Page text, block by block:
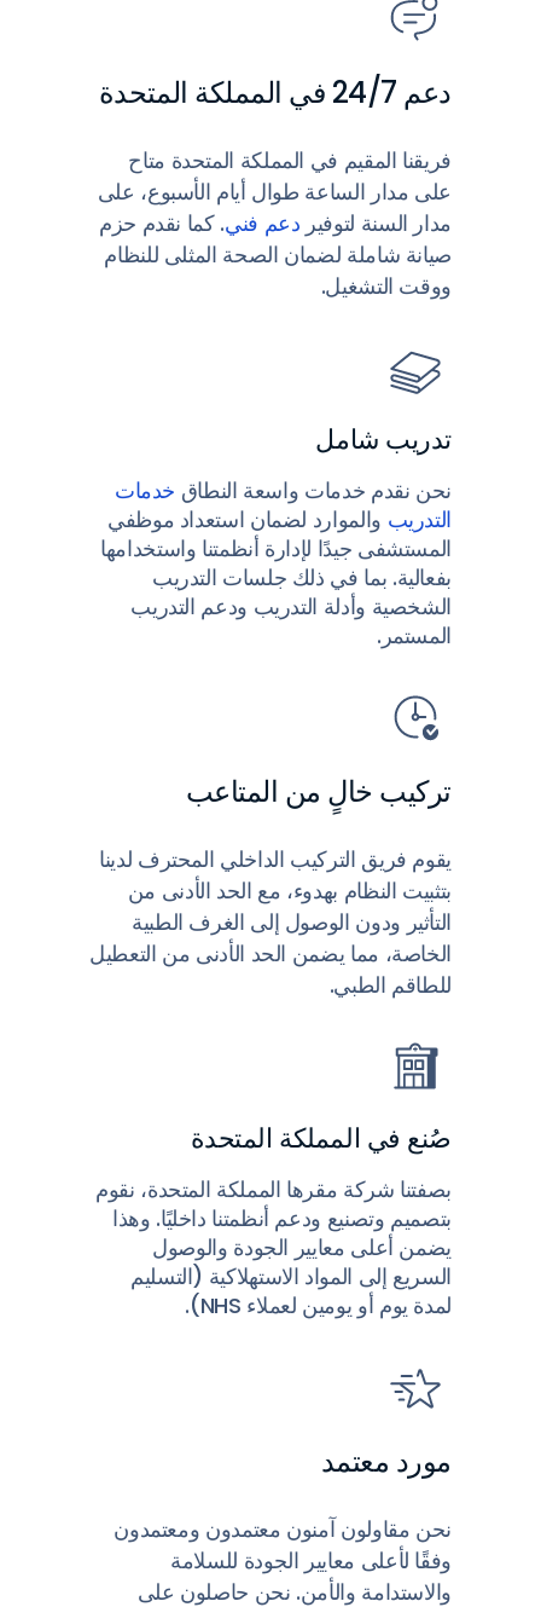
دعم 24/7 في المملكة المتحدة
فريقنا المقيم في المملكة المتحدة متاح
على مدار الساعة طوال أيام الأسبوع، على
مدار السنة لتوفير دعم فني. كما نقدم حزم
صيانة شاملة لضمان الصحة المثلى للنظام
ووقت التشغيل.
تدريب شامل
نحن نقدم خدمات واسعة النطاق خدمات
التدريب والموارد لضمان استعداد موظفي
المستشفى جيدًا لإدارة أنظمتنا واستخدامها
بفعالية. بما في ذلك جلسات التدريب
الشخصية وأدلة التدريب ودعم التدريب
المستمر.
تركيب خالٍ من المتاعب
يقوم فريق التركيب الداخلي المحترف لدينا
بتثبيت النظام بهدوء، مع الحد الأدنى من
التأثير ودون الوصول إلى الغرف الطبية
الخاصة، مما يضمن الحد الأدنى من التعطيل
للطاقم الطبي.
صُنع في المملكة المتحدة
بصفتنا شركة مقرها المملكة المتحدة، نقوم
بتصميم وتصنيع ودعم أنظمتنا داخليًا. وهذا
يضمن أعلى معايير الجودة والوصول
السريع إلى المواد الاستهلاكية (التسليم
لمدة يوم أو يومين لعملاء NHS).
مورد معتمد
نحن مقاولون آمنون معتمدون ومعتمدون
وفقًا لأعلى معايير الجودة للسلامة
والاستدامة والأمن. نحن حاصلون على